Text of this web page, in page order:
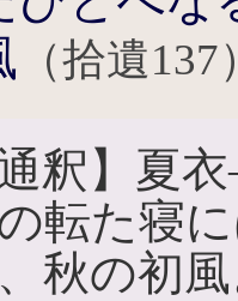
（拾遺137
通釈】夏
転た寝
秋の初